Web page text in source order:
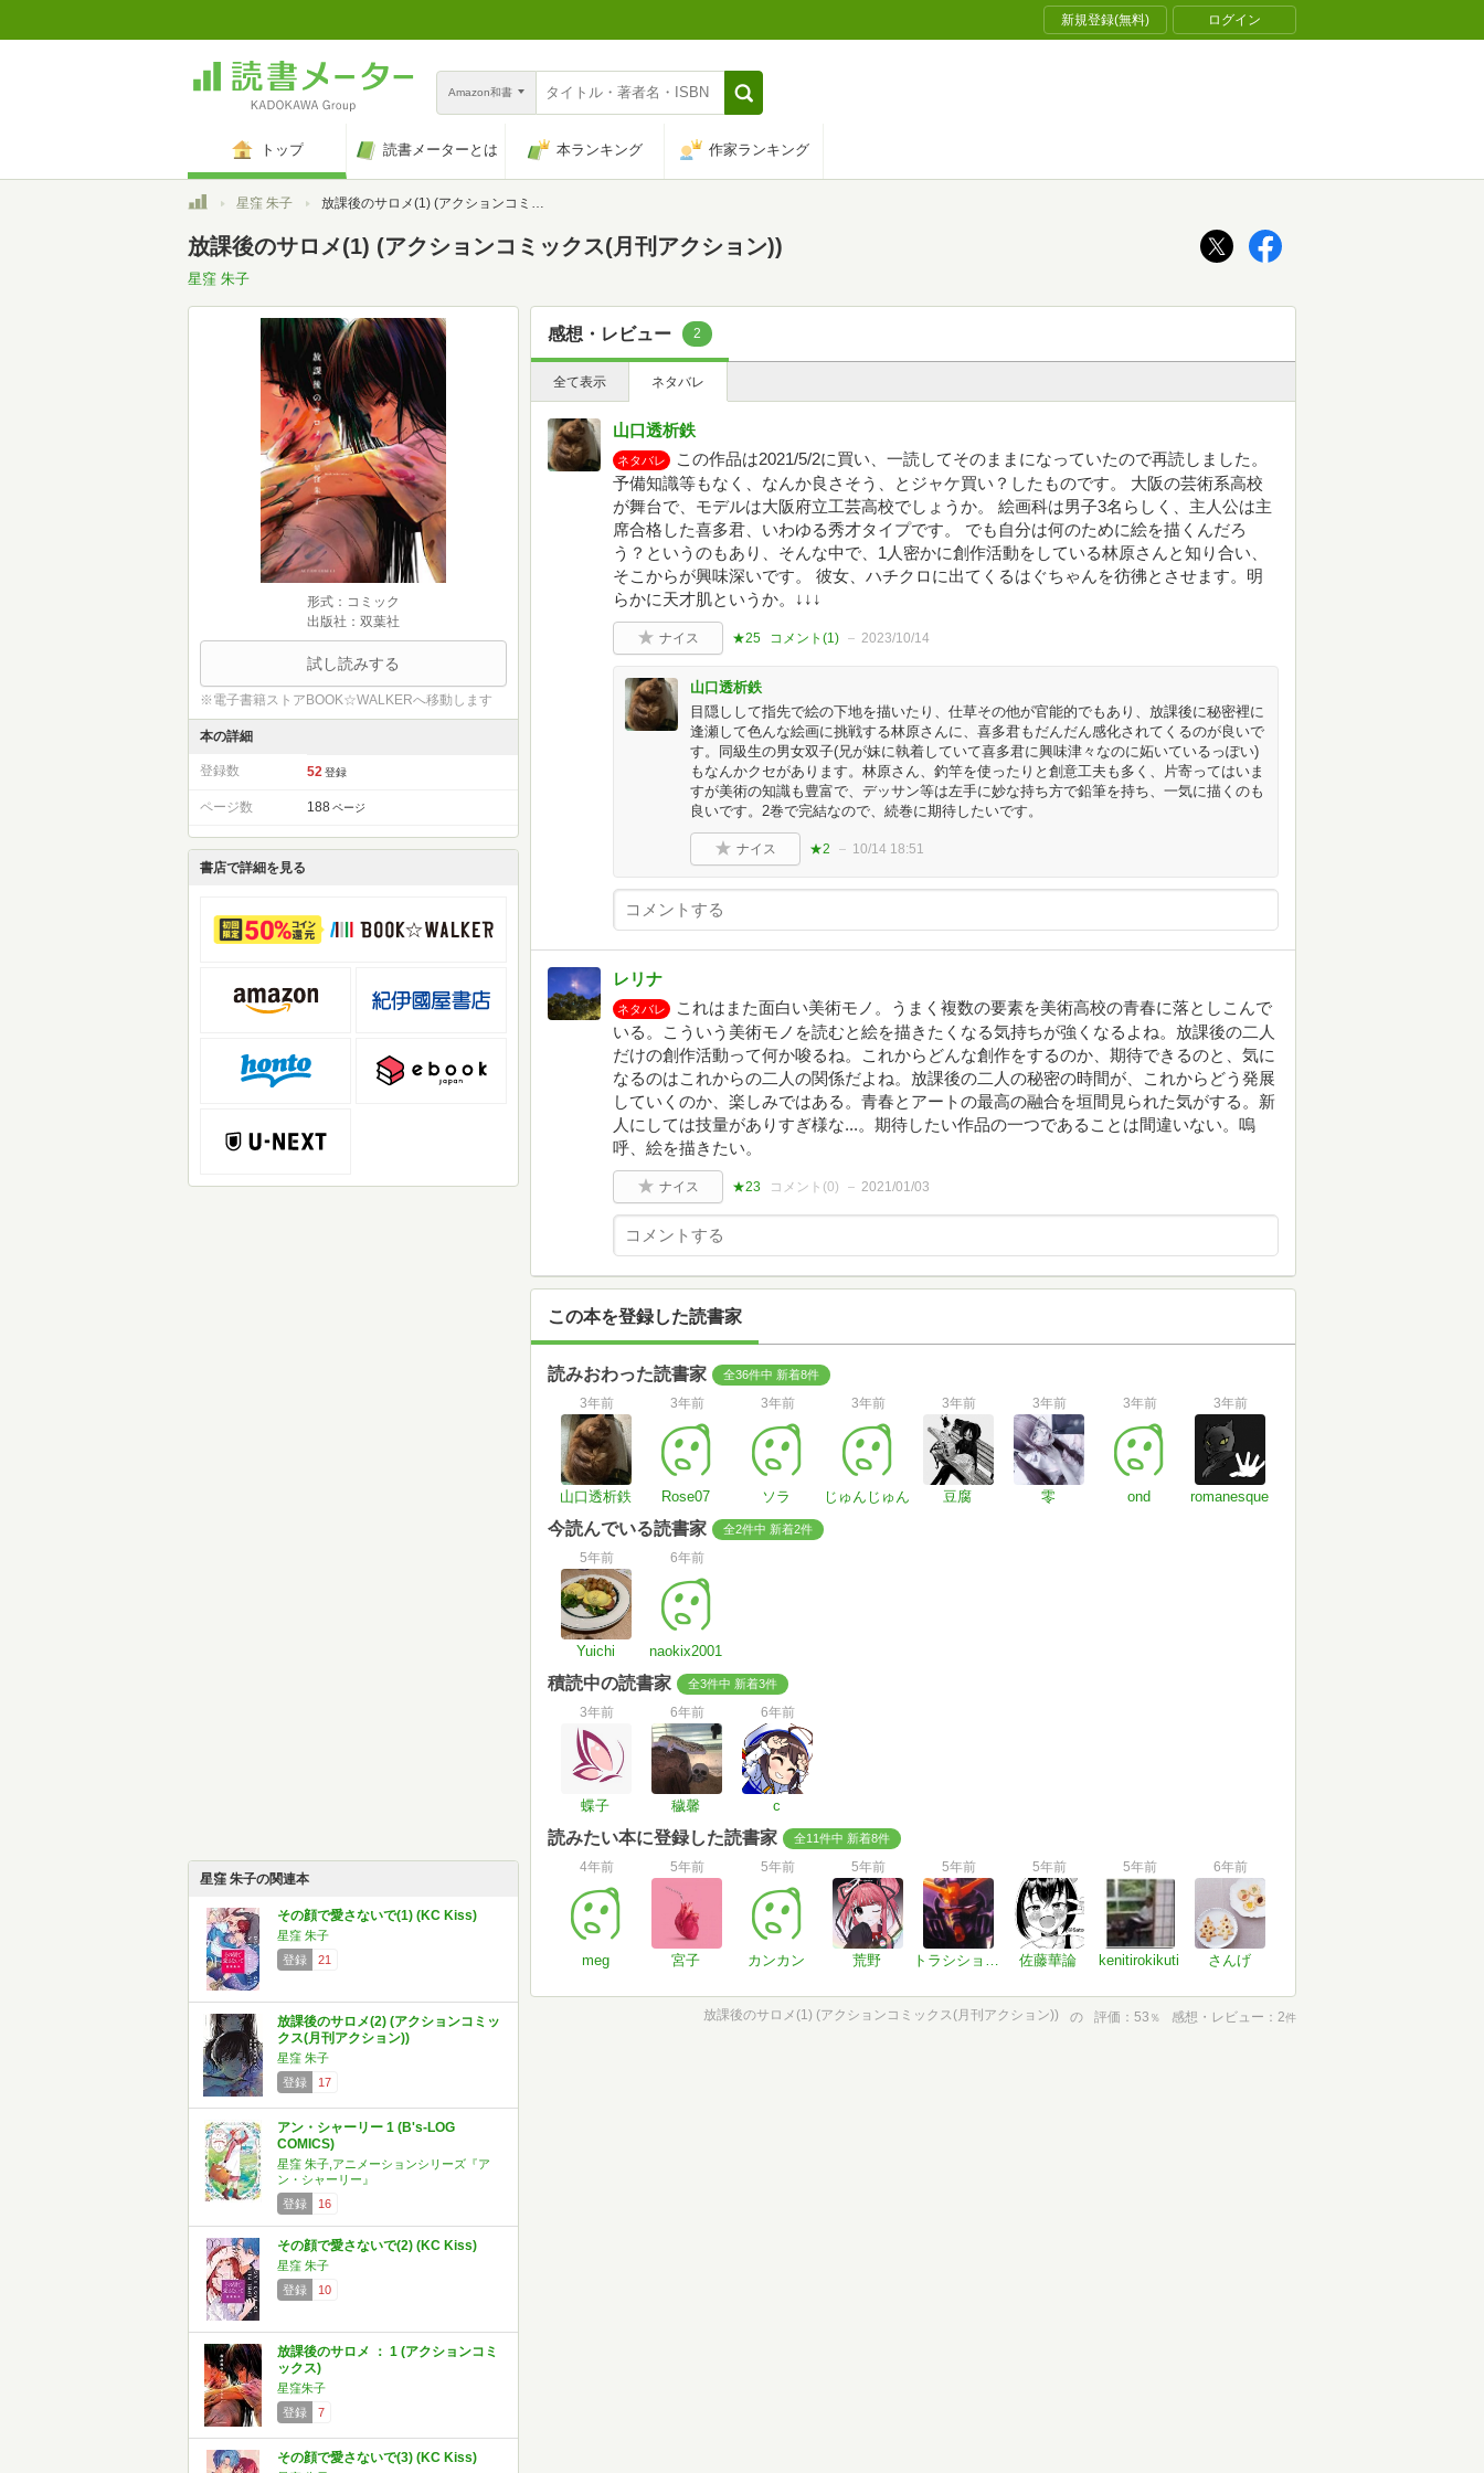
新規登録(無料) ログイン
Amazon和書
トップ 読書メーターとは 本ランキング 作家ランキング
トップ星窪 朱子 放課後のサロメ(1) (アクションコミックス(月刊アクション))
放課後のサロメ(1) (アクションコミックス(月刊アクション))
星窪 朱子
形式：コミック
出版社：双葉社
試し読みする
※電子書籍ストアBOOK☆WALKERへ移動します
本の詳細
登録数 52 登録
ページ数 188 ページ
書店で詳細を見る
星窪 朱子の関連本
その顔で愛さないで(1) (KC Kiss)
星窪 朱子
登録
21
放課後のサロメ(2) (アクションコミッ
クス(月刊アクション))
星窪 朱子
登録
17
アン・シャーリー 1 (B's-LOG
COMICS)
星窪 朱子,アニメーションシリーズ『ア
ン・シャーリー』
登録
16
その顔で愛さないで(2) (KC Kiss)
星窪 朱子
登録
10
放課後のサロメ ： 1 (アクションコミ
ックス)
星窪朱子
登録
7
その顔で愛さないで(3) (KC Kiss)
感想・レビュー 2
全て表示 ネタバレ
山口透析鉄
ネタバレ
この作品は2021/5/2に買い、一読してそのままになっていたので再読しました。
予備知識等もなく、なんか良さそう、とジャケ買い？したものです。 大阪の芸術系高校
が舞台で、モデルは大阪府立工芸高校でしょうか。 絵画科は男子3名らしく、主人公は主
席合格した喜多君、いわゆる秀才タイプです。 でも自分は何のために絵を描くんだろ
う？というのもあり、そんな中で、1人密かに創作活動をしている林原さんと知り合い、
そこからが興味深いです。 彼女、ハチクロに出てくるはぐちゃんを彷彿とさせます。明
らかに天才肌というか。↓↓↓
ナイス ★25 コメント(1) 2023/10/14
山口透析鉄
目隠しして指先で絵の下地を描いたり、仕草その他が官能的でもあり、放課後に秘密裡に
逢瀬して色んな絵画に挑戦する林原さんに、喜多君もだんだん感化されてくるのが良いで
す。同級生の男女双子(兄が妹に執着していて喜多君に興味津々なのに妬いているっぽい)
もなんかクセがあります。林原さん、釣竿を使ったりと創意工夫も多く、片寄ってはいま
すが美術の知識も豊富で、デッサン等は左手に妙な持ち方で鉛筆を持ち、一気に描くのも
良いです。2巻で完結なので、続巻に期待したいです。
ナイス ★2 10/14 18:51
レリナ
ネタバレ
これはまた面白い美術モノ。うまく複数の要素を美術高校の青春に落としこんで
いる。こういう美術モノを読むと絵を描きたくなる気持ちが強くなるよね。放課後の二人
だけの創作活動って何か唆るね。これからどんな創作をするのか、期待できるのと、気に
なるのはこれからの二人の関係だよね。放課後の二人の秘密の時間が、これからどう発展
していくのか、楽しみではある。青春とアートの最高の融合を垣間見られた気がする。新
人にしては技量がありすぎ様な...。期待したい作品の一つであることは間違いない。嗚
呼、絵を描きたい。
ナイス ★23 コメント(0) 2021/01/03
この本を登録した読書家
読みおわった読書家 全36件中 新着8件
3年前
山口透析鉄
3年前
Rose07
3年前
ソラ
3年前
じゅんじゅん
3年前
豆腐
3年前
零
3年前
ond
3年前
romanesque
今読んでいる読書家 全2件中 新着2件
5年前
Yuichi
6年前
naokix2001
積読中の読書家 全3件中 新着3件
3年前
蝶子
6年前
穢馨
6年前
c
読みたい本に登録した読書家 全11件中 新着8件
4年前
meg
5年前
宮子
5年前
カンカン
5年前
荒野
5年前
トラシショウ。
5年前
佐藤華論
5年前
kenitirokikuti
6年前
さんげ
放課後のサロメ(1) (アクションコミックス(月刊アクション)) の 評価 53 ％ 感想・レビュー 2件